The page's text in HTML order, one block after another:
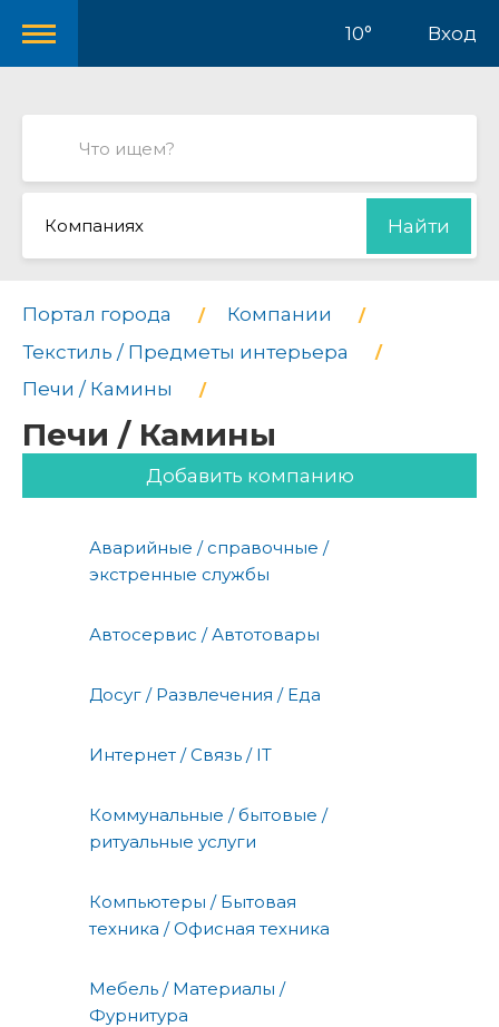
10° Вход
Компаниях Найти
Портал города
Компании
Текстиль / Предметы интерьера
Печи / Камины
Печи / Камины
Добавить компанию
Аварийные / справочные /
экстренные службы
Автосервис / Автотовары
Досуг / Развлечения / Еда
Интернет / Связь / IT
Коммунальные / бытовые /
ритуальные услуги
Компьютеры / Бытовая
техника / Офисная техника
Мебель / Материалы /
Фурнитура